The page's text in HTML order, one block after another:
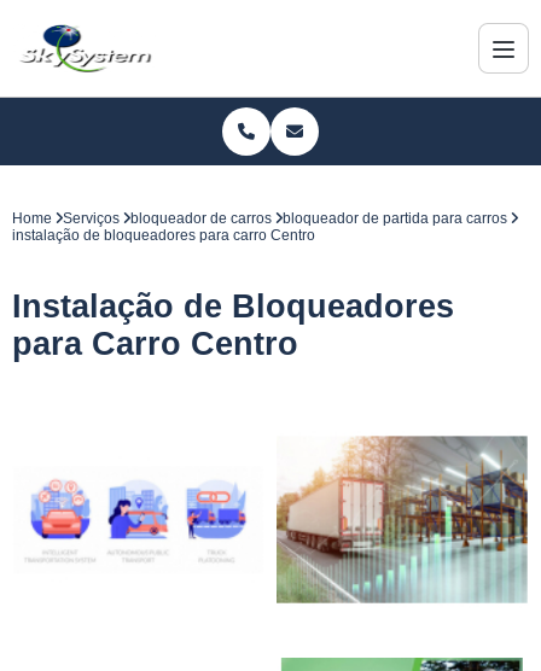
Home Serviços bloqueador de carros
bloqueador de partida para carros
instalação de bloqueadores para carro Centro
Instalação de Bloqueadores
para Carro Centro